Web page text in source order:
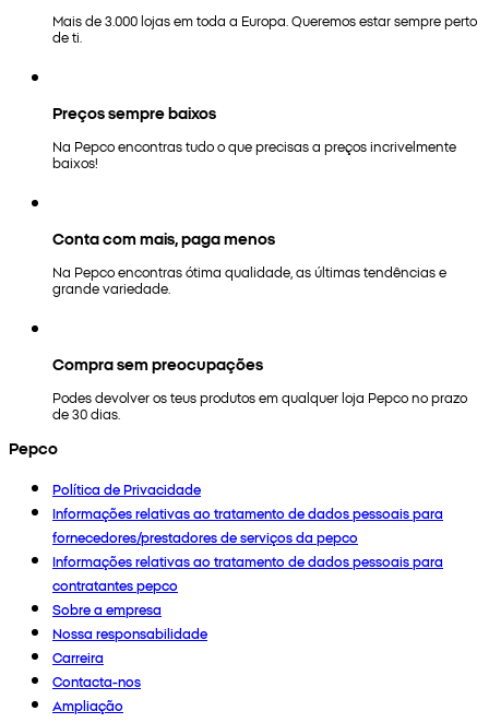
Mais de 3.000 lojas em toda a Europa. Queremos estar sempre perto
de ti.
Preços sempre baixos
Na Pepco encontras tudo o que precisas a preços incrivelmente
baixos!
Conta com mais, paga menos
Na Pepco encontras ótima qualidade, as últimas tendências e
grande variedade.
Compra sem preocupações
Podes devolver os teus produtos em qualquer loja Pepco no prazo
de 30 dias.
Pepco
Política de Privacidade
Informações relativas ao tratamento de dados pessoais para
fornecedores/prestadores de serviços da pepco
Informações relativas ao tratamento de dados pessoais para
contratantes pepco
Sobre a empresa
Nossa responsabilidade
Carreira
Contacta-nos
Ampliação